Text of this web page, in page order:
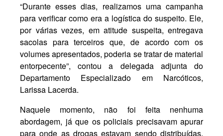
“Durante esses dias, realizamos uma campanha
para verificar como era a logística do suspeito. Ele,
por várias vezes, em atitude suspeita, entregava
sacolas para terceiros que, de acordo com os
volumes apresentados, poderia se tratar de material
entorpecente”, contou a delegada adjunta do
Departamento Especializado em Narcóticos,
Larissa Lacerda.
Naquele momento, não foi feita nenhuma
abordagem, já que os policiais precisavam apurar
para onde as drogas estavam sendo distribuídas.